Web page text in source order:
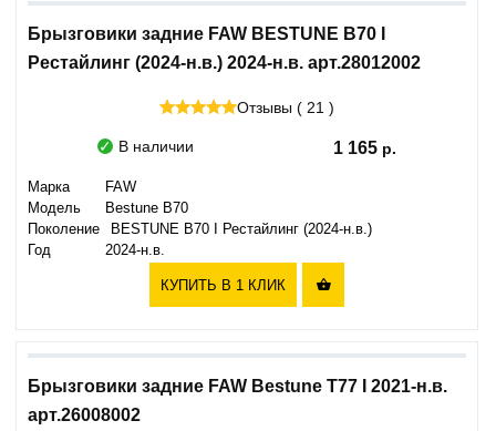
Брызговики задние FAW BESTUNE B70 I
Рестайлинг (2024-н.в.) 2024-н.в. арт.28012002
Отзывы ( 21 )
В наличии 1 165
Марка
FAW
Модель
Bestune B70
Поколение
BESTUNE B70 I Рестайлинг (2024-н.в.)
Год
2024-н.в.
КУПИТЬ В 1 КЛИК 
Брызговики задние FAW Bestune T77 I 2021-н.в.
арт.26008002